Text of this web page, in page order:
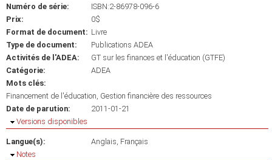
Numéro de série:
ISBN:2-86978-096-6
Prix:
0$
Format de document: Livre
Type de document:
Publications ADEA
Activités de l'ADEA:
GT sur les finances et l'éducation (GTFE)
Catégorie:
ADEA
Mots clés:
Financement de l'éducation Gestion financière des ressources
Date de parution:
2011-01-21
Masquer
Versions disponibles
Langue(s): Anglais Français
Masquer
Notes